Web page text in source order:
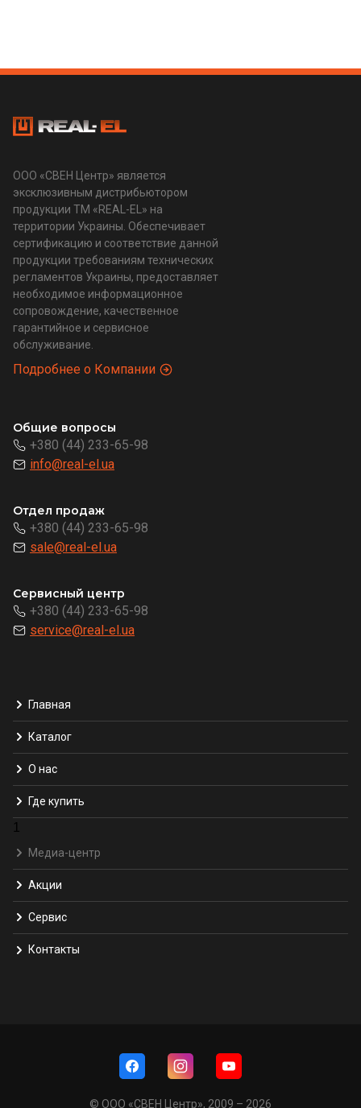
ООО «СВЕН Центр» является
эксклюзивным дистрибьютором
продукции ТМ «REAL-EL» на
территории Украины. Обеспечивает
сертификацию и соответствие данной
продукции требованиям технических
регламентов Украины, предоставляет
необходимое информационное
сопровождение, качественное
гарантийное и сервисное
обслуживание.
Подробнее о Компании
Общие вопросы
+380 (44) 233-65-98
info@real-el.ua
Отдел продаж
+380 (44) 233-65-98
sale@real-el.ua
Сервисный центр
+380 (44) 233-65-98
service@real-el.ua
Главная
Каталог
О нас
Где купить
1
Медиа-центр
Акции
Сервис
Контакты
© ООО «СВЕН Центр», 2009 – 2026